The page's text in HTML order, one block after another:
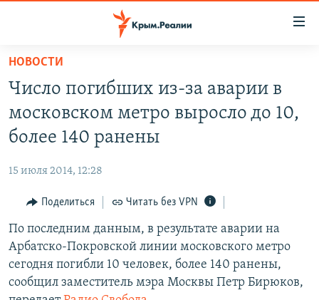
Вернуться
основному
содержанию
Вернутся
главной
Вернутся
поиску
11 ЛЕТ ОККУПАЦИИ КРЫМА. 11 ИСТОРИЙ СОПРОТИВЛЕНИЯ
ВОДА
ЕЩЕ
ИНТЕРАКТИВ
ИНФОГРАФИКА
ТЕЛЕПРОЕКТ КРЫМ.РЕАЛИИ
СОВЕТЫ ПРАВОЗАЩИТНИКОВ
РАДІО СВОБОДА
КАК ОБОЙТИ БЛОКИРОВКУ
Українською
Qırımtatar
НОВОСТИ
Число погибших из-за аварии в
московском метро выросло до 10,
более 140 ранены
15 июля 2014, 12:28
Поделиться Читать без VPN
По последним данным, в результате аварии на
Арбатско-Покровской линии московского метро
сегодня погибли 10 человек, более 140 ранены,
сообщил заместитель мэра Москвы Петр Бирюков,